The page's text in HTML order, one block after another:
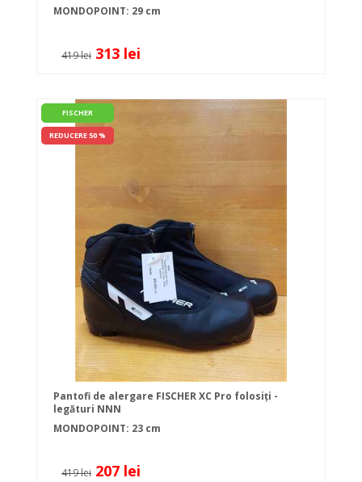
MONDOPOINT: 29 cm
419 lei 313 lei
FISCHER
REDUCERE 50 %
Pantofi de alergare FISCHER XC Pro folosiți -
legături NNN
MONDOPOINT: 23 cm
419 lei 207 lei